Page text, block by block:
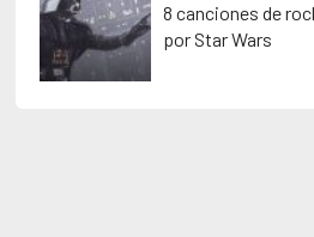
8 canciones de
por Star Wars